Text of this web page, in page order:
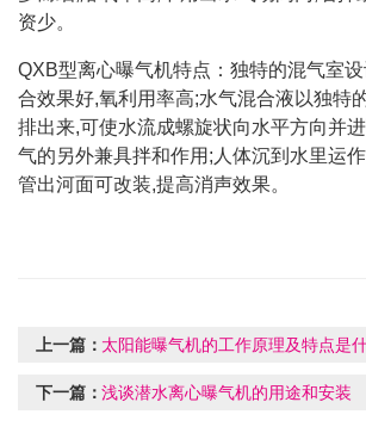
资少。
QXB型离心曝气机特点：独特的混气室
合效果好,氧利用率高;水气混合液以独特
排出来,可使水流成螺旋状向水平方向并
气的另外兼具拌和作用;人体沉到水里运
管出河面可改装,提高消声效果。
上一篇： 太阳能曝气机的工作原理及特点是
下一篇：浅谈潜水离心曝气机的用途和安装